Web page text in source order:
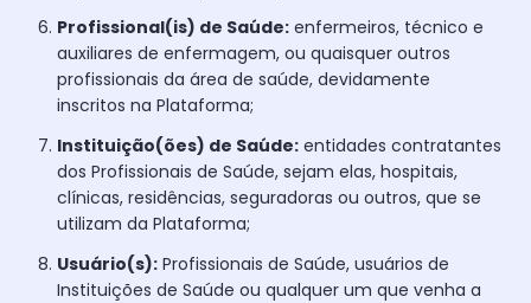
Profissional(is) de Saúde: enfermeiros, técnico e
auxiliares de enfermagem, ou quaisquer outros
profissionais da área de saúde, devidamente
inscritos na Plataforma;
Instituição(ões) de Saúde: entidades contratantes
dos Profissionais de Saúde, sejam elas, hospitais,
clínicas, residências, seguradoras ou outros, que se
utilizam da Plataforma;
Usuário(s): Profissionais de Saúde, usuários de
Instituições de Saúde ou qualquer um que venha a